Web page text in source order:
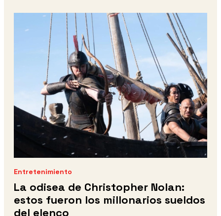
Entretenimiento
La odisea de Christopher Nolan:
estos fueron los millonarios sueldos
del elenco